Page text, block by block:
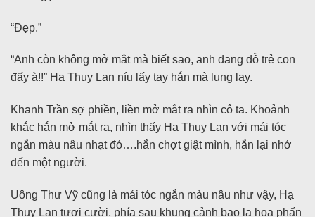
“Đẹp.”
“Anh còn không mở mắt mà biết sao, anh đang dỗ trẻ con
đấy à!!” Hạ Thụy Lan níu lấy tay hắn mà lung lay.
Khanh Trần sợ phiền, liền mở mắt ra nhìn cô ta. Khoảnh
khắc hắn mở mắt ra, nhìn thấy Hạ Thụy Lan với mái tóc
ngắn màu nâu nhạt đó….hắn chợt giật mình, hắn lại nhớ
đến một người.
Uông Thư Vỹ cũng là mái tóc ngắn màu nâu như vậy, Hạ
Thụy Lan tươi cười, phía sau khung cảnh bao la hoa phấn